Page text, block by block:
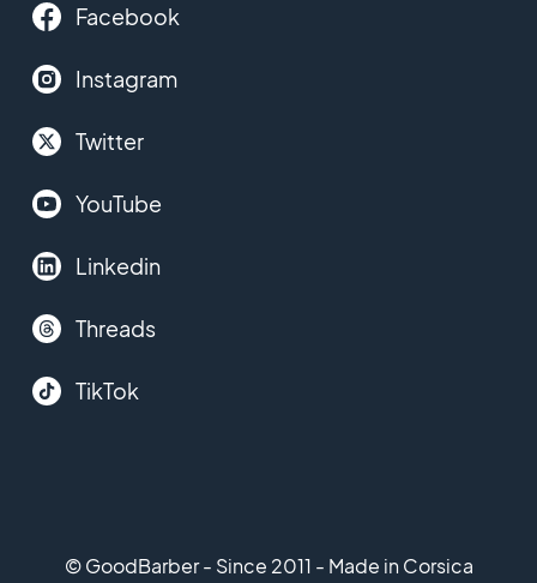
Facebook
Instagram
Twitter
YouTube
Linkedin
Threads
TikTok
© GoodBarber - Since 2011 - Made in Corsica